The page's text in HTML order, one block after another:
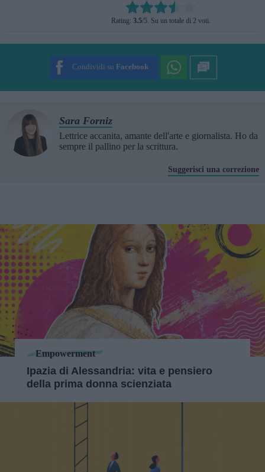
Rate this item:
SUBMIT RATING
Rating: 3.5/5. Su un totale di 2 voti.
Condividi su Facebook
Sara Forniz
Lettrice accanita, amante dell'arte e giornalista. Ho da
sempre il pallino per la scrittura.
Suggerisci una correzione
Empowerment
Ipazia di Alessandria: vita e pensiero
della prima donna scienziata